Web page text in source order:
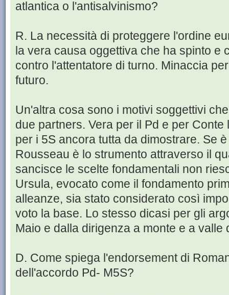
atlantica o l'antisalvinismo?
R. La necessità di proteggere l'ordine
la vera causa oggettiva che ha spinto e
contro l'attentatore di turno. Minaccia
futuro.
Un'altra cosa sono i motivi soggettivi
due partners. Vera per il Pd e per
per i 5S ancora tutta da dimostrare. Se
Rousseau è lo strumento attraverso il
sancisce le scelte fondamentali non
Ursula, evocato come il fondamento
alleanze, sia stato considerato così
voto la base. Lo stesso dicasi per gli
Maio e dalla dirigenza a monte e a valle
D. Come spiega l'endorsement di
dell'accordo Pd- M5S?